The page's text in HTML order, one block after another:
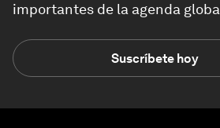
importantes de la agenda
Suscríbete hoy